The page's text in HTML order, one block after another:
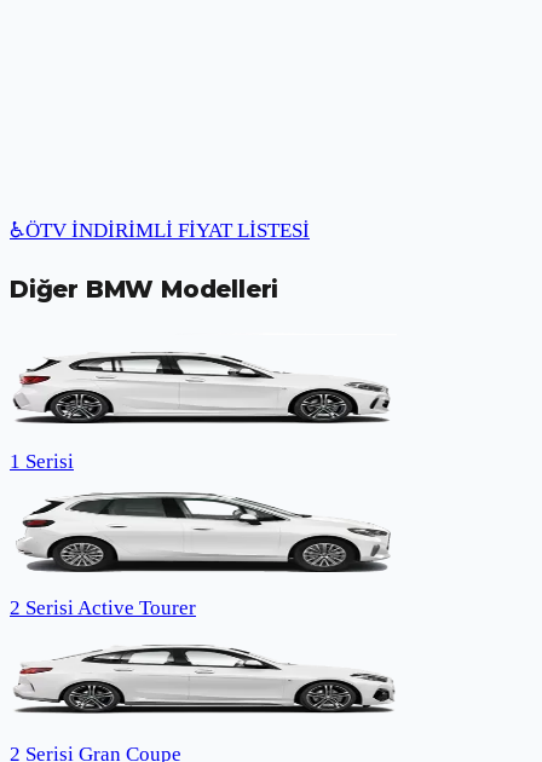
♿ÖTV İNDİRİMLİ FİYAT LİSTESİ
Diğer BMW Modelleri
1 Serisi
2 Serisi Active Tourer
2 Serisi Gran Coupe